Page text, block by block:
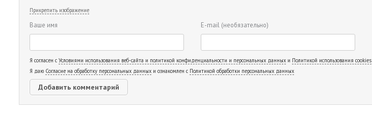
Прикрепить изображение
Ваше имя E-mail (необязательно)
Я согласен с Условиями использования веб-сайта и политикой конфиденциальности и персональных данных и Политикой использования cookies
Я даю Согласие на обработку персональных данных и ознакомлен с Политикой обработки персональных данных